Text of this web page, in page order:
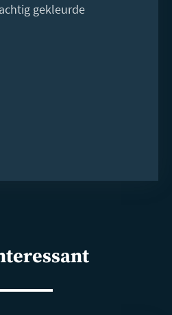
gekleurde